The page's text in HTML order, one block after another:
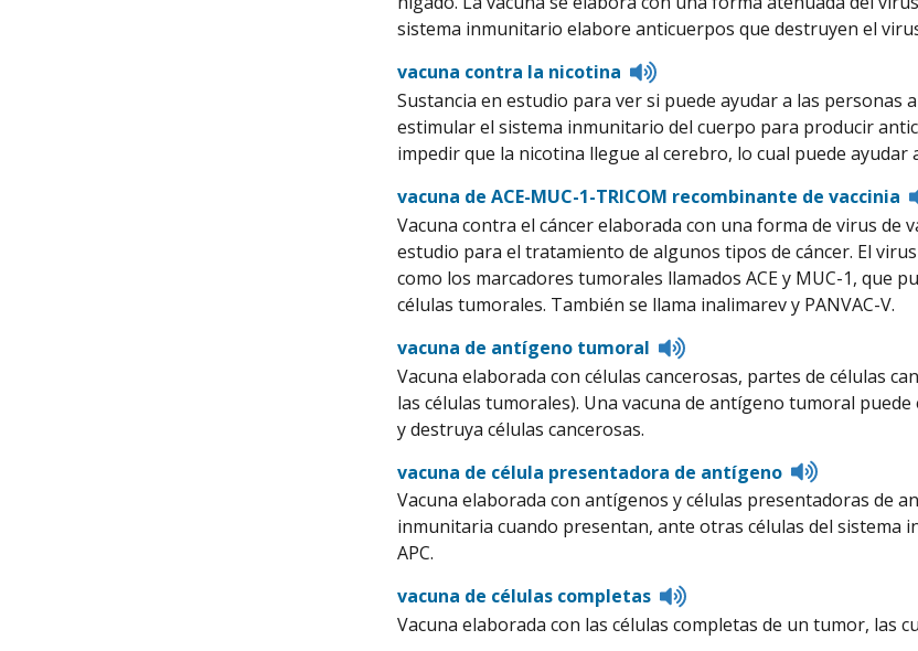
sistema inmunitario elabore anticuerpos que destruyen el
vacuna contra la nicotina
Listen
to
pronunciation
Sustancia en estudio para ver si puede ayudar a las personas
estimular el sistema inmunitario del cuerpo para producir
impedir que la nicotina llegue al cerebro, lo cual puede
vacuna de ACE-MUC-1-TRICOM recombinante de vaccinia
Vacuna contra el cáncer elaborada con una forma de virus de
estudio para el tratamiento de algunos tipos de cáncer. El
como los marcadores tumorales llamados ACE y MUC-1, que
células tumorales. También se llama inalimarev y PANVAC-V.
vacuna de antígeno tumoral
Listen
pronunciation
Vacuna elaborada con células cancerosas, partes de células
las células tumorales). Una vacuna de antígeno tumoral
y destruya células cancerosas.
vacuna de célula presentadora de antígeno
Listen
to
Vacuna elaborada con antígenos y células presentadoras de
inmunitaria cuando presentan, ante otras células del sistema
APC.
vacuna de células completas
Listen
pronunciation
Vacuna elaborada con las células completas de un tumor, las